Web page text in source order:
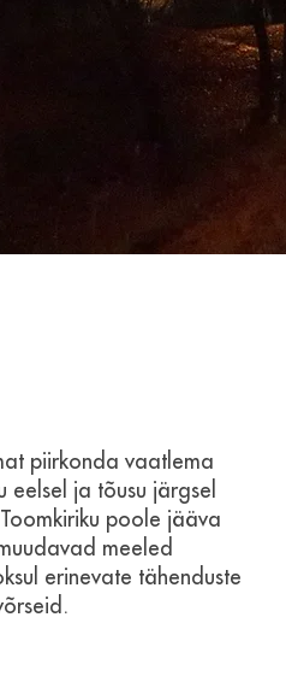
piirkonda vaatlema
ja tõusu järgsel
poole jääva
meeled
erinevate tähenduste